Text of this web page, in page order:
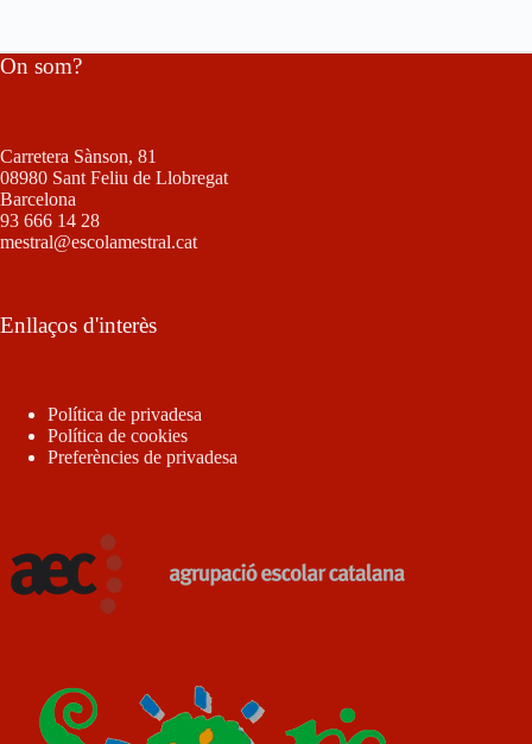
On som?
Carretera Sànson, 81
08980 Sant Feliu de Llobregat
Barcelona
93 666 14 28
mestral@escolamestral.cat
Enllaços d'interès
Política de privadesa
Política de cookies
Preferències de privadesa